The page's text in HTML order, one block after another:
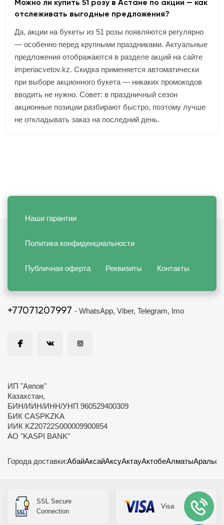
Можно ли купить 51 розу в Астане по акции — как
отслеживать выгодные предложения?
Да, акции на букеты из 51 розы появляются регулярно
— особенно перед крупными праздниками. Актуальные
предложения отображаются в разделе акций на сайте
imperiacvetov.kz. Скидка применяется автоматически
при выборе акционного букета — никаких промокодов
вводить не нужно. Совет: в праздничный сезон
акционные позиции разбирают быстро, поэтому лучше
не откладывать заказ на последний день.
Наши гарантии
Политика конфиденциальности
Публичная оферта Реквизиты Контакты
+77071207997 - WhatsApp, Viber, Telegram, Imo
ИП "Аяпов"
Казахстан,
БИН/ИИН/ИНН/УНП 960529400309
БИК CASPKZKA
ИИК KZ20722S000009900854
АО "KASPI BANK"
Города доставки:АбайАксайАксуАктауАктобеАлматыАральск
SSL Secure
Connection
Visa